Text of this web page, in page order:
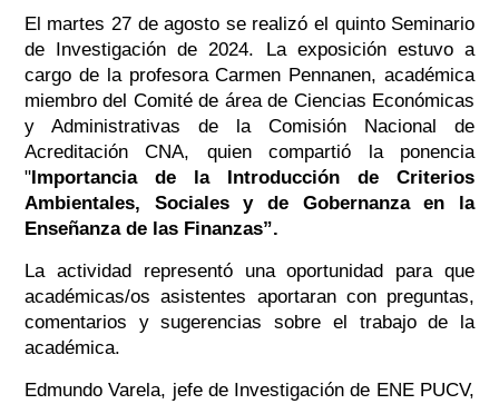
El martes 27 de agosto se realizó el quinto Seminario
de Investigación de 2024. La exposición estuvo a
cargo de la profesora Carmen Pennanen, académica
miembro del Comité de área de Ciencias Económicas
y Administrativas de la Comisión Nacional de
Acreditación CNA, quien compartió la ponencia
"Importancia de la Introducción de Criterios
Ambientales, Sociales y de Gobernanza en la
Enseñanza de las Finanzas”.
La actividad representó una oportunidad para que
académicas/os asistentes aportaran con preguntas,
comentarios y sugerencias sobre el trabajo de la
académica.
Edmundo Varela, jefe de Investigación de ENE PUCV,